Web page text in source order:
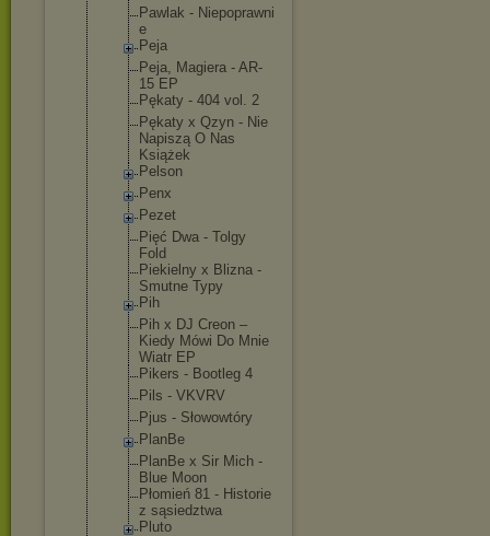
Pawlak - Niepoprawni
e
Peja
Peja, Magiera - AR-
15 EP
Pękaty - 404 vol. 2
Pękaty x Qzyn - Nie
Napiszą O Nas
Książek
Pelson
Penx
Pezet
Pięć Dwa - Tolgy
Fold
Piekielny x Blizna -
Smutne Typy
Pih
Pih x DJ Creon –
Kiedy Mówi Do Mnie
Wiatr EP
Pikers - Bootleg 4
Pils - VKVRV
Pjus - Słowowtóry
PlanBe
PlanBe x Sir Mich -
Blue Moon
Płomień 81 - Historie
z sąsiedztwa
Pluto